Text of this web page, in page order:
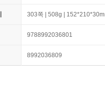
303쪽 | 508g |
9788992036801
8992036809